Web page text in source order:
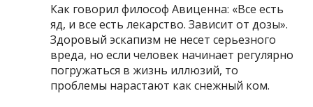
Как говорил философ Авиценна: «Все есть
яд, и все есть лекарство. Зависит от дозы».
Здоровый эскапизм не несет серьезного
вреда, но если человек начинает регулярно
погружаться в жизнь иллюзий, то
проблемы нарастают как снежный ком.